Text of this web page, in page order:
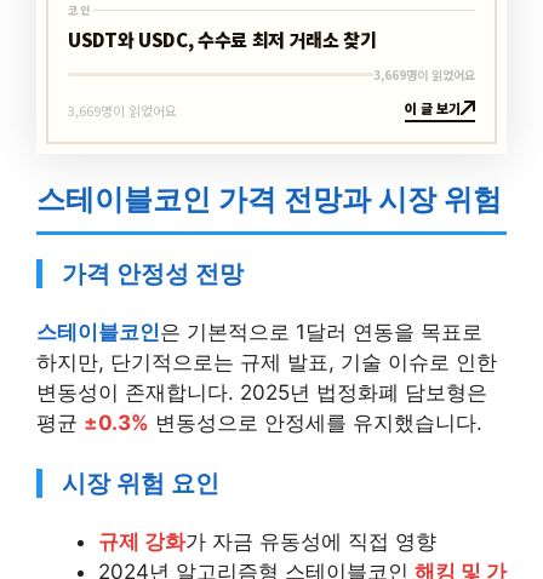
코인
USDT와 USDC, 수수료 최저 거래소 찾기
3,669명이 읽었어요
3,669명이 읽었어요 이 글 보기
스테이블코인 가격 전망과 시장 위험
가격 안정성 전망
스테이블코인은 기본적으로 1달러 연동을 목표로
하지만, 단기적으로는 규제 발표, 기술 이슈로 인한
변동성이 존재합니다. 2025년 법정화폐 담보형은
평균 ±0.3% 변동성으로 안정세를 유지했습니다.
시장 위험 요인
규제 강화가 자금 유동성에 직접 영향
2024년 알고리즘형 스테이블코인 해킹 및 가